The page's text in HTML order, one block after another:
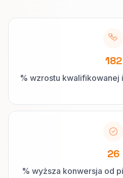
182
% wzrostu kwalifikowanej
26
% wyższa konwersja od